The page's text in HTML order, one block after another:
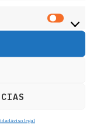
Aviso legal